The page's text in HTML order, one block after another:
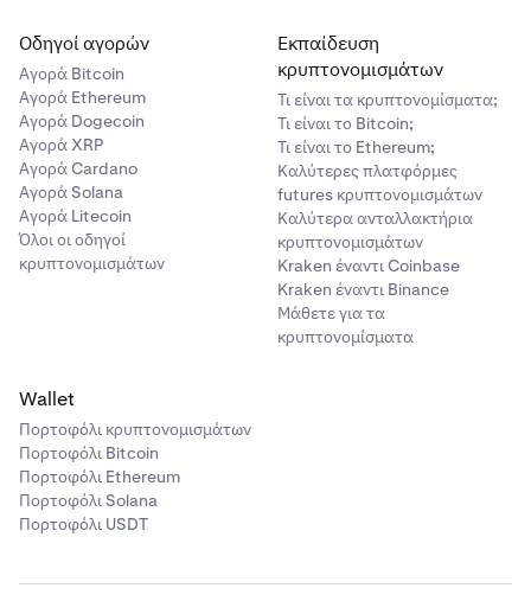
Οδηγοί αγορών
Αγορά Bitcoin
Αγορά Ethereum
Αγορά Dogecoin
Αγορά XRP
Αγορά Cardano
Αγορά Solana
Αγορά Litecoin
Όλοι οι οδηγοί
κρυπτονομισμάτων
Εκπαίδευση
κρυπτονομισμάτων
Τι είναι τα κρυπτονομίσματα;
Τι είναι το Bitcoin;
Τι είναι το Ethereum;
Καλύτερες πλατφόρμες
futures κρυπτονομισμάτων
Καλύτερα ανταλλακτήρια
κρυπτονομισμάτων
Kraken έναντι Coinbase
Kraken έναντι Binance
Μάθετε για τα
κρυπτονομίσματα
Wallet
Πορτοφόλι κρυπτονομισμάτων
Πορτοφόλι Bitcoin
Πορτοφόλι Ethereum
Πορτοφόλι Solana
Πορτοφόλι USDT